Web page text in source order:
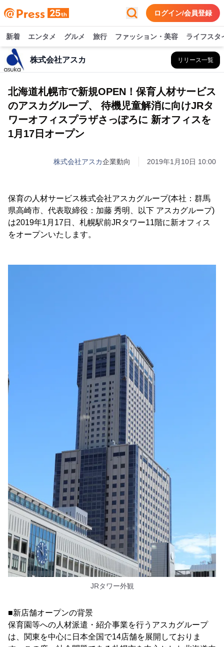
ログイン/会員登録
新着 エンタメ グルメ 旅行 ファッション・美容 ライフスタ
株式会社アスカ リリース一覧
北海道札幌市で新規OPEN！保育人材サービス
のアスカグループ、 待機児童解消に向けJRタ
ワーオフィスプラザさっぽろに 新オフィスを
1月17日オープン
株式会社アスカ企業動向 2019年1月10日 10:00
保育の人材サービス株式会社アスカグループ(本社：群馬
県高崎市、代表取締役：加藤 秀明、以下 アスカグループ)
は2019年1月17日、札幌駅前JRタワー11階に新オフィス
をオープンいたします。
JRタワー外観
■新店舗オープンの背景
保育園等への人材派遣・紹介事業を行うアスカグループ
は、関東を中心に日本全国で14店舗を展開しておりま